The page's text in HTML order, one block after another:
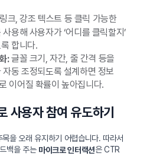
크, 강조 텍스트 등 클릭 가능한
용해 사용자가 ‘어디를 클릭할지’
합니다.
:글꼴 크기, 자간, 줄 간격 등을
동 조정되도록 설계하면 정보
이어질 확률이 높아집니다.
사용자 참여 유도하기
을 오래 유지하기 어렵습니다. 따라서
백을 주는 마이크로 인터랙션은 CTR